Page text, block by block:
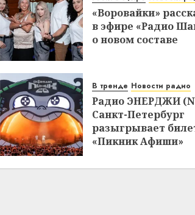
«Воровайки»
в эфире «Радио
о новом составе
В тренде Новости радио
Радио ЭНЕРДЖИ
Санкт-Петербург
разыгрывает
«Пикник Афиши»